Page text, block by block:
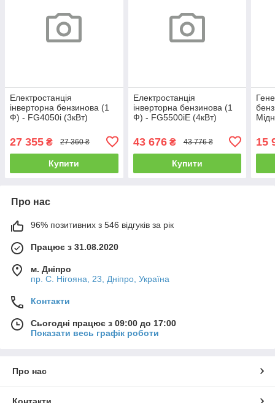
Електростанція
інверторна бензинова (1
Ф) - FG4050i (3кВт)
27 355 ₴ 27 360 ₴
Купити
Електростанція
інверторна бензинова (1
Ф) - FG5500iE (4кВт)
43 676₴ 43 776 ₴
Купити
15
Про нас
96% позитивних з 546 відгуків за рік
Працює з 31.08.2020
м. Дніпро
пр. С. Нігояна, 23, Дніпро, Україна
Контакти
Сьогодні працює з 09:00 до 17:00
Показати весь графік роботи
Про нас
Контакти